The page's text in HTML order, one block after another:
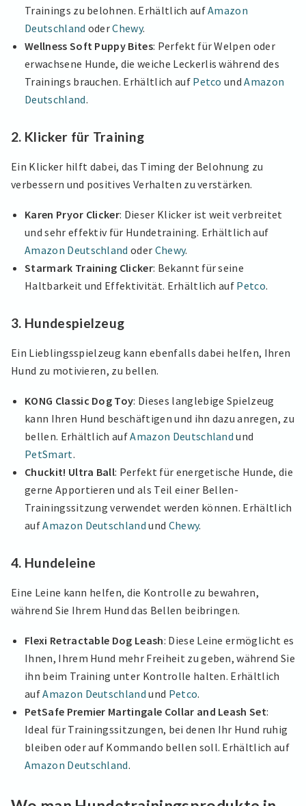
Trainings zu belohnen. Erhältlich aufAmazon
Deutschland oderChewy.
Wellness Soft Puppy Bites: Perfekt für Welpen oder
erwachsene Hunde, die weiche Leckerlis während des
Trainings brauchen. Erhältlich auf Petco undAmazon
Deutschland.
2. Klicker für Training
Ein Klicker hilft dabei, das Timing der Belohnung zu
verbessern und positives Verhalten zu verstärken.
Karen Pryor Clicker: Dieser Klicker ist weit verbreitet
und sehr effektiv für Hundetraining. Erhältlich auf
Amazon Deutschland oder Chewy.
Starmark Training Clicker: Bekannt für seine
Haltbarkeit und Effektivität. Erhältlich auf Petco.
3. Hundespielzeug
Ein Lieblingsspielzeug kann ebenfalls dabei helfen, Ihren
Hund zu motivieren, zu bellen.
KONG Classic Dog Toy: Dieses langlebige Spielzeug
kann Ihren Hund beschäftigen und ihn dazu anregen, zu
bellen. Erhältlich aufAmazon Deutschland und
PetSmart.
Chuckit! Ultra Ball: Perfekt für energetische Hunde, die
gerne Apportieren und als Teil einer Bellen-
Trainingssitzung verwendet werden können. Erhältlich
aufAmazon Deutschland und Chewy.
4. Hundeleine
Eine Leine kann helfen, die Kontrolle zu bewahren,
während Sie Ihrem Hund das Bellen beibringen.
Flexi Retractable Dog Leash: Diese Leine ermöglicht es
Ihnen, Ihrem Hund mehr Freiheit zu geben, während Sie
ihn beim Training unter Kontrolle halten. Erhältlich
aufAmazon Deutschland und Petco.
PetSafe Premier Martingale Collar and Leash Set:
Ideal für Trainingssitzungen, bei denen Ihr Hund ruhig
bleiben oder auf Kommando bellen soll. Erhältlich auf
Amazon Deutschland.